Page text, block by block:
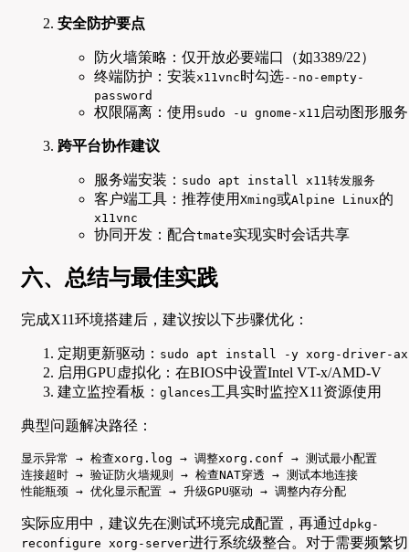
安全防护要点
防火墙策略：仅开放必要端口（如3389/22）
终端防护：安装x11vnc时勾选--no-empty-
password
权限隔离：使用 sudo -u gnome-x11 启动图形服务
跨平台协作建议
服务端安装： sudo apt install x11转发服务
客户端工具：推荐使用 Xming或Alpine Linux的
x11vnc
协同开发：配合tmate实现实时会话共享
六、总结与最佳实践
完成X11环境搭建后，建议按以下步骤优化：
定期更新驱动： sudo apt install -y xorg-driver-
启用GPU虚拟化：在BIOS中设置Intel VT-x/AMD-V
建立监控看板： glances工具实时监控X11资源使用
典型问题解决路径：
显示异常 → 检查xorg.log → 调整xorg.conf → 测试最小配置
连接超时 → 验证防火墙规则 → 检查NAT穿透 → 测试本地连接
性能瓶颈 → 优化显示配置 → 升级GPU驱动 → 调整内存分配
实际应用中，建议先在测试环境完成配置，再通过dpkg-
reconfigure xorg-server进行系统级整合。对于需要频繁切